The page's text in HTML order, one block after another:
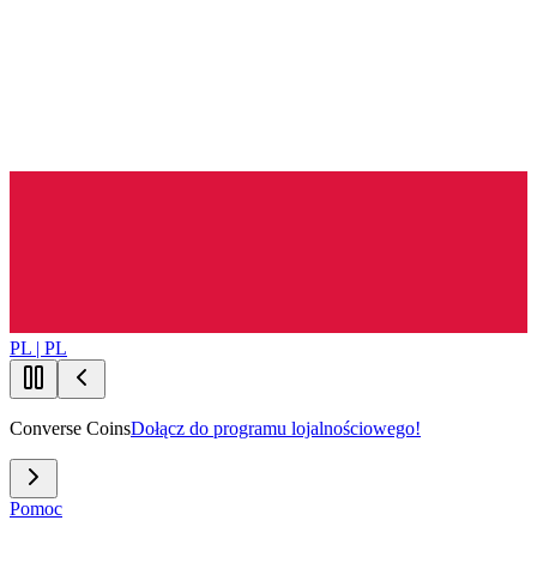
PL | PL
Converse CoinsDołącz do programu lojalnościowego!
Pomoc